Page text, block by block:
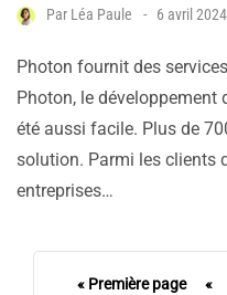
Par Léa Paule 6 avril 2024
Photon fournit des
Photon, le développement
été aussi facile. Plus de
solution. Parmi les clients
entreprises…
« Première page «